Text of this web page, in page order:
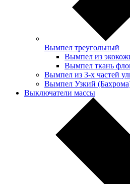
Вымпел треугольный
Вымпел из
Вымпел ткань
Вымпел из 3-х частей
Вымпел Узкий
Выключатели массы